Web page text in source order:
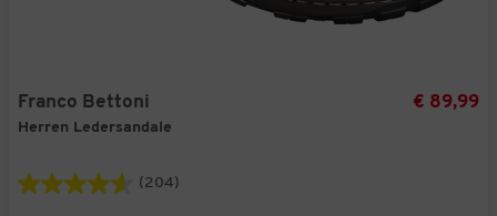
Franco Bettoni
Herren Ledersandale
€ 89,99
(204)